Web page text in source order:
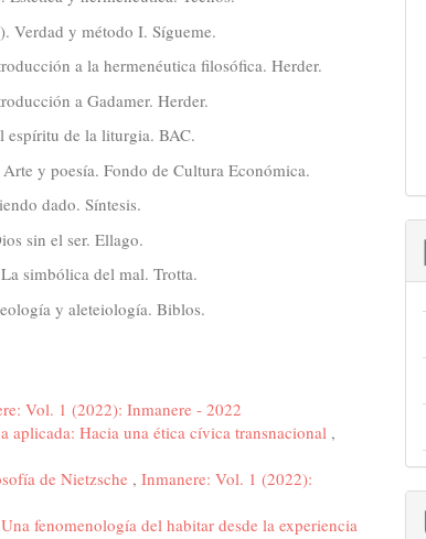
Verdad y método I. Sígueme.
a la hermenéutica filosófica. Herder.
a Gadamer. Herder.
espíritu de la liturgia. BAC.
y poesía. Fondo de Cultura Económica.
dado. Síntesis.
sin el ser. Ellago.
simbólica del mal. Trotta.
y aleteiología. Biblos.
Vol. 1 (2022): Inmanere - 2022
aplicada: Hacia una ética cívica transnacional ,
de Nietzsche , Inmanere: Vol. 1 (2022):
fenomenología del habitar desde la experiencia